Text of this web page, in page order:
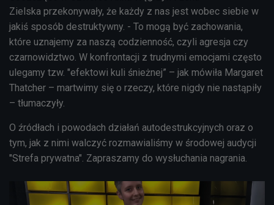
Zielska przekonywały, że każdy z nas jest wobec siebie w
jakiś sposób destruktywny. - To mogą być zachowania,
które uznajemy za naszą codzienność, czyli agresja czy
czarnowidztwo. W konfrontacji z trudnymi emocjami często
ulegamy tzw. "efektowi kuli śnieżnej” – jak mówiła Margaret
Thatcher – martwimy się o rzeczy, które nigdy nie nastąpiły
– tłumaczyły.
O źródłach i powodach działań autodestrukcyjnych oraz o
tym, jak z nimi walczyć rozmawialiśmy w środowej audycji
"Strefa prywatna". Zapraszamy do wysłuchania nagrania.